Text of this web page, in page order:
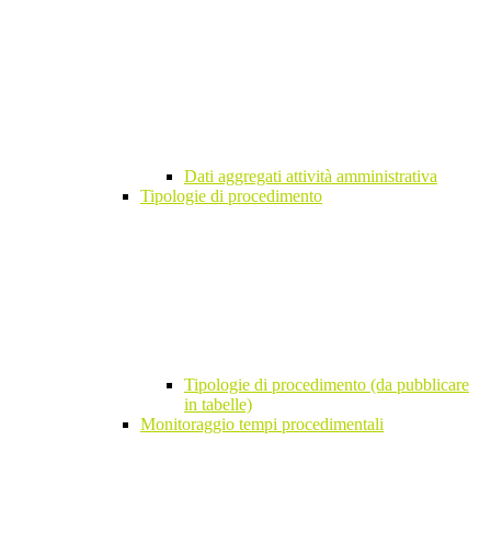
Dati aggregati attività amministrativa
Tipologie di procedimento
Tipologie di procedimento (da pubblicare
in tabelle)
Monitoraggio tempi procedimentali